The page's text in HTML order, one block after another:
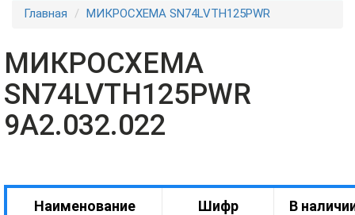
Главная МИКРОСХЕМА SN74LVTH125PWR
МИКРОСХЕМА
SN74LVTH125PWR
9А2.032.022
Наименование Шифр В